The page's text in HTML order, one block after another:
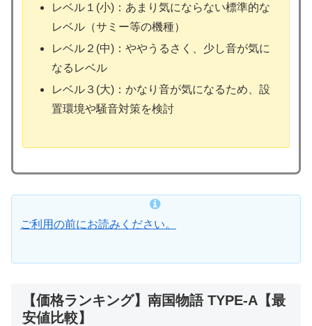
レベル１(小)：あまり気にならない標準的な
レベル（サミー等の機種）
レベル２(中)：ややうるさく、少し音が気に
なるレベル
レベル３(大)：かなり音が気になるため、設
置環境や騒音対策を検討
ご利用の前にお読みください。
【価格ランキング】南国物語 TYPE-A【最
安値比較】